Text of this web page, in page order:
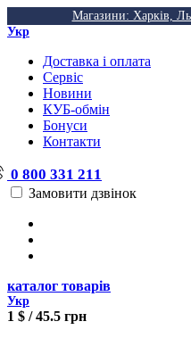
Магазини: Харків,
Укр
Доставка і оплата
Сервіс
Новини
КУБ-обмін
Бонуси
Контакти
0 800 331 211
Замовити дзвінок
каталог товарів
Укр
1 $ / 45.5 грн